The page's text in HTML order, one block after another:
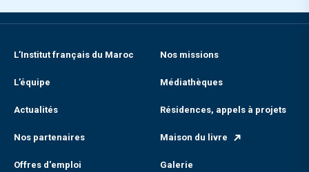
L’Institut français du Maroc Nos missions
L’équipe Médiathèques
Actualités Résidences, appels à projets
Nos partenaires Maison du livre
Offres d'emploi Galerie